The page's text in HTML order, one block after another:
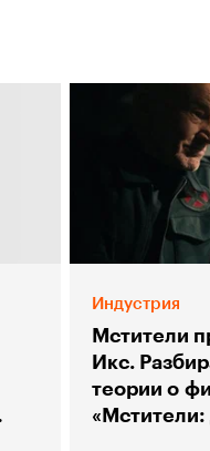
Индустрия
Мстители
Икс.
теории о